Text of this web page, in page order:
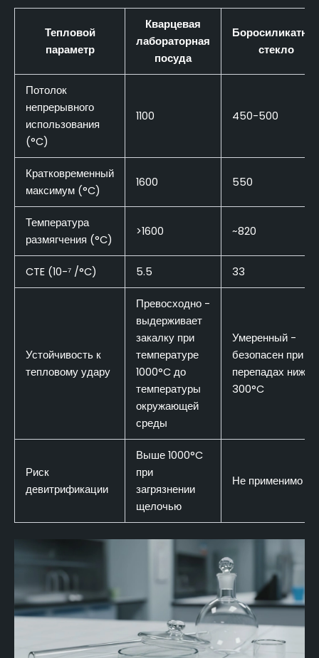
Тепловой
параметр
Кварцевая
лабораторная
посуда
Боросиликатное
стекло
Потолок
непрерывного
использования
(°C)
1100 450-500
Кратковременный
максимум (°C)
1600 550
Температура
размягчения (°C)
>1600 ~820
CTE (10-⁷ /°C) 5.5 33
Устойчивость к
тепловому удару
Превосходно -
выдерживает
закалку при
температуре
1000°C до
температуры
окружающей
среды
Умеренный -
безопасен при
перепадах ниже
300°C
Риск
девитрификации
Выше 1000°C
при
загрязнении
щелочью
Не применимо